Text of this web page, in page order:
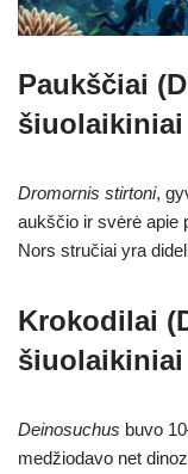
Paukščiai
Dromornis stirtoni,
aukščio ir svėrė apie
Nors stručiai yra
Krokodilai
Deinosuchus buvo
medžiodavo net